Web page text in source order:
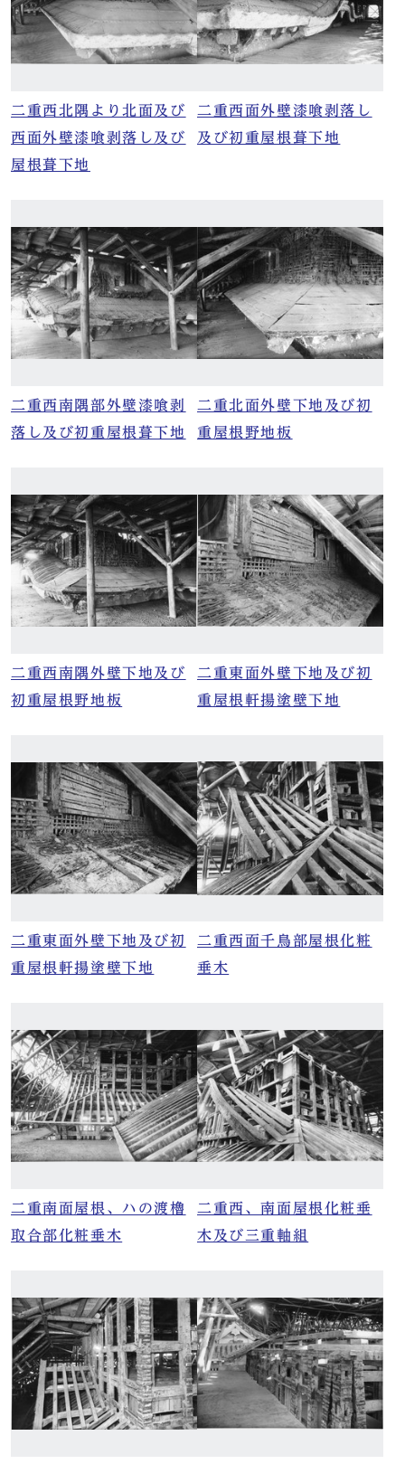
二重西北隅より北面及び
西面外壁漆喰剥落し及び
屋根葺下地
二重西面外壁漆喰剥落し
及び初重屋根葺下地
二重西南隅部外壁漆喰剥
落し及び初重屋根葺下地
二重北面外壁下地及び初
重屋根野地板
二重西南隅外壁下地及び
初重屋根野地板
二重東面外壁下地及び初
重屋根軒揚塗壁下地
二重東面外壁下地及び初
重屋根軒揚塗壁下地
二重西面千鳥部屋根化粧
垂木
二重南面屋根、ハの渡櫓
取合部化粧垂木
二重西、南面屋根化粧垂
木及び三重軸組